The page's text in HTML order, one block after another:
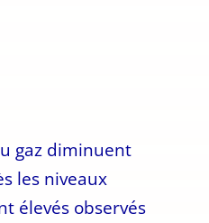
gaz diminuent
les niveaux
élevés observés